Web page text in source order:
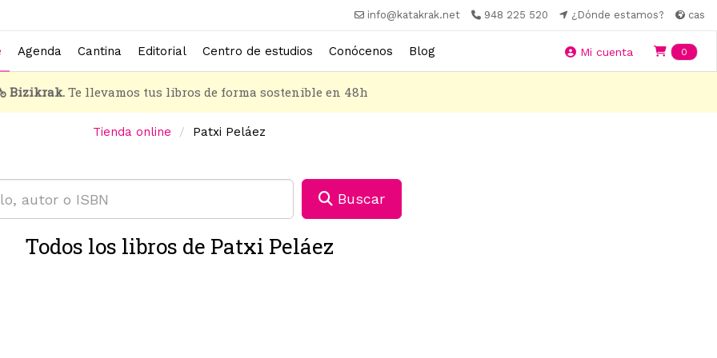
info@katakrak.net 948 225 520 ¿Dónde estamos? cas
Agenda Cantina Editorial Centro de estudios Conócenos Blog Mi cuenta 0
Bizikrak.Te llevamos tus libros de forma sostenible en 48h
Tienda online Patxi Peláez
Buscar
Todos los libros de Patxi Peláez